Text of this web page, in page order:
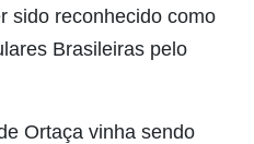
sido reconhecido como
Brasileiras pelo
Ortaça vinha sendo